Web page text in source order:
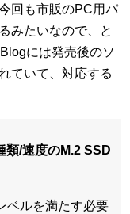
回も市販のPC用パ
みたいなので、と
には発売後のソ
ていて、対応する
類/速度のM.2 SSD
ベルを満たす必要